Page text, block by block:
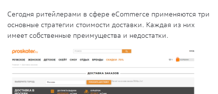
Сегодня ритейлерами в сфере eCommerce применяются три
основные стратегии стоимости доставки. Каждая из них
имеет собственные преимущества и недостатки.